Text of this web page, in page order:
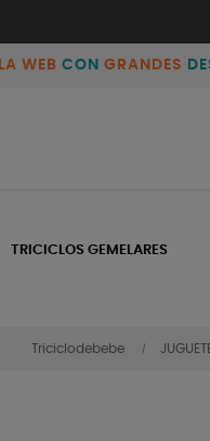
LA WEB CON GRANDES
TRICICLOS GEMELARES
Triciclodebebe